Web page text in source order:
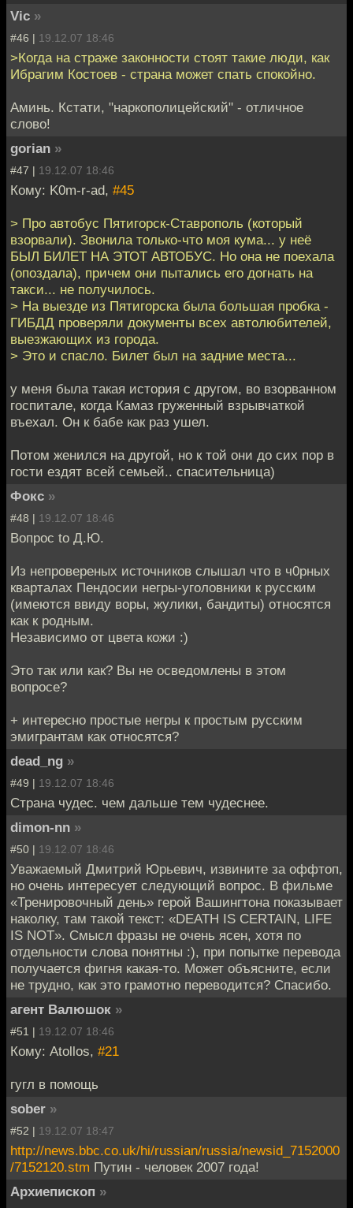
Vic »
#46 | 19.12.07 18:46
>Когда на страже законности стоят такие люди, как
Ибрагим Костоев - страна может спать спокойно.
Аминь. Кстати, "наркополицейский" - отличное
слово!
gorian »
#47 | 19.12.07 18:46
Кому: K0m-r-ad, #45
> Про автобус Пятигорск-Ставрополь (который
взорвали). Звонила только-что моя кума... у неё
БЫЛ БИЛЕТ НА ЭТОТ АВТОБУС. Но она не поехала
(опоздала), причем они пытались его догнать на
такси... не получилось.
> На выезде из Пятигорска была большая пробка -
ГИБДД проверяли документы всех автолюбителей,
выезжающих из города.
> Это и спасло. Билет был на задние места...
у меня была такая история с другом, во взорванном
госпитале, когда Камаз груженный взрывчаткой
въехал. Он к бабе как раз ушел.
Потом женился на другой, но к той они до сих пор в
гости ездят всей семьей.. спасительница)
Фокс »
#48 | 19.12.07 18:46
Вопрос to Д.Ю.
Из непровереных источников слышал что в ч0рных
кварталах Пендосии негры-уголовники к русским
(имеются ввиду воры, жулики, бандиты) относятся
как к родным.
Независимо от цвета кожи :)
Это так или как? Вы не осведомлены в этом
вопросе?
+ интересно простые негры к простым русским
эмигрантам как относятся?
dead_ng »
#49 | 19.12.07 18:46
Страна чудес. чем дальше тем чудеснее.
dimon-nn »
#50 | 19.12.07 18:46
Уважаемый Дмитрий Юрьевич, извините за оффтоп,
но очень интересует следующий вопрос. В фильме
«Тренировочный день» герой Вашингтона показывает
наколку, там такой текст: «DEATH IS CERTAIN, LIFE
IS NOT». Смысл фразы не очень ясен, хотя по
отдельности слова понятны :), при попытке перевода
получается фигня какая-то. Может объясните, если
не трудно, как это грамотно переводится? Спасибо.
агент Валюшок »
#51 | 19.12.07 18:46
Кому: Atollos, #21
гугл в помощь
sober »
#52 | 19.12.07 18:47
http://news.bbc.co.uk/hi/russian/russia/newsid_7152000
/7152120.stm Путин - человек 2007 года!
Архиепископ »